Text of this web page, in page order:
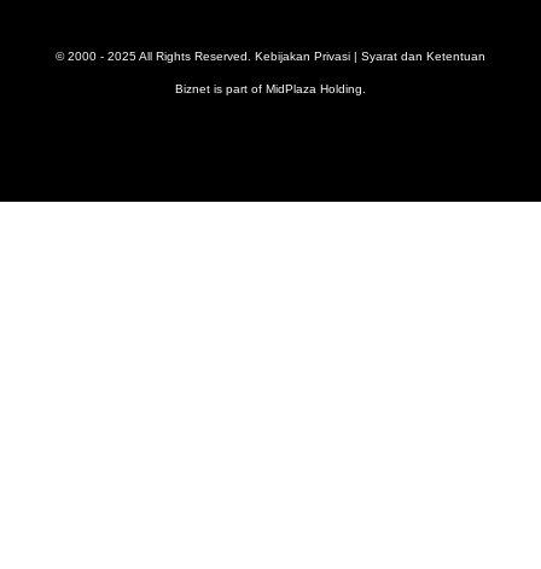
© 2000 - 2025 All Rights Reserved. Kebijakan Privasi | Syarat dan Ketentuan
Biznet is part of MidPlaza Holding